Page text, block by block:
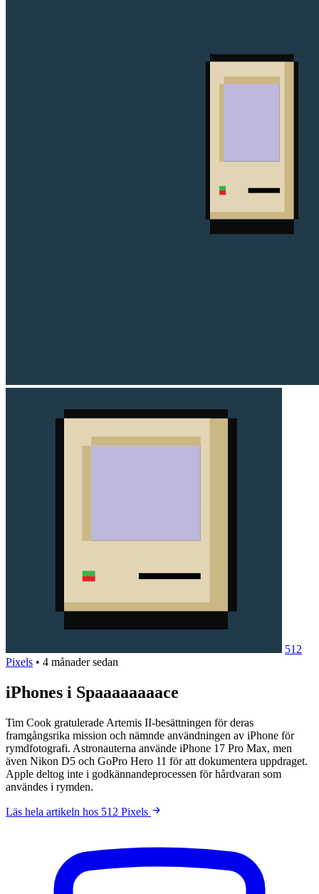
512
Pixels • 4 månader sedan
iPhones i Spaaaaaaaace
Tim Cook gratulerade Artemis II-besättningen för deras
framgångsrika mission och nämnde användningen av iPhone för
rymdfotografi. Astronauterna använde iPhone 17 Pro Max, men
även Nikon D5 och GoPro Hero 11 för att dokumentera uppdraget.
Apple deltog inte i godkännandeprocessen för hårdvaran som
användes i rymden.
Läs hela artikeln hos 512 Pixels